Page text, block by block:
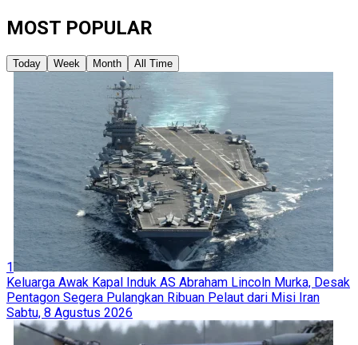
MOST POPULAR
Today Week Month All Time
1
Keluarga Awak Kapal Induk AS Abraham Lincoln Murka, Desak
Pentagon Segera Pulangkan Ribuan Pelaut dari Misi Iran
Sabtu, 8 Agustus 2026